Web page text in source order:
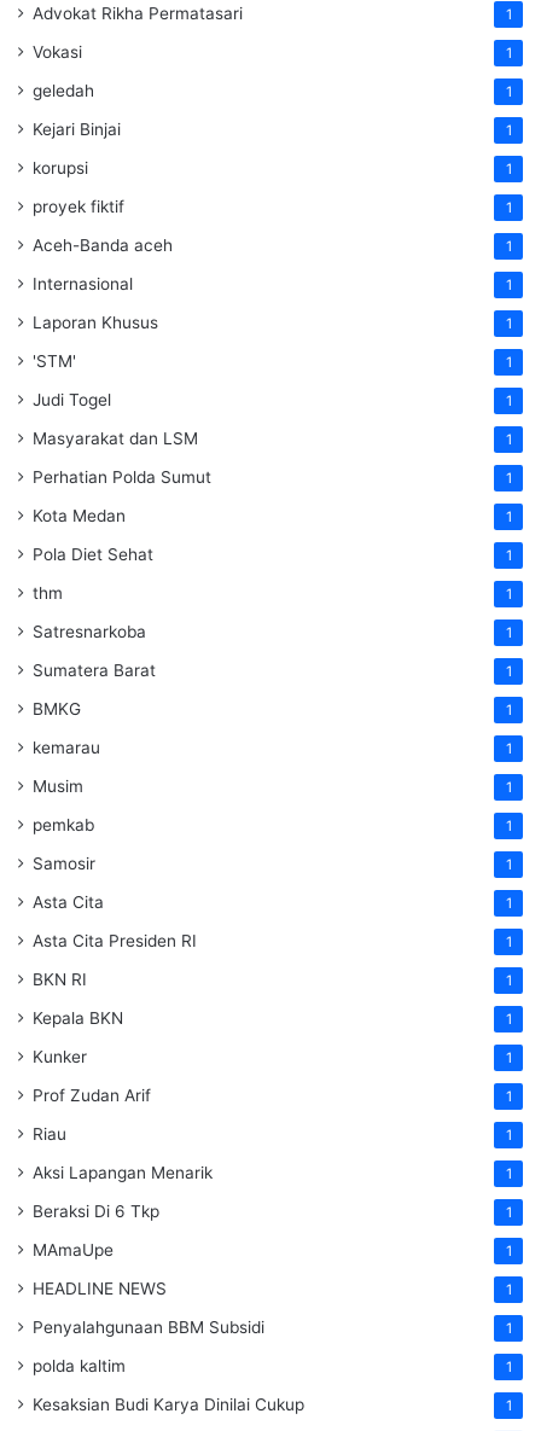
Advokat Rikha Permatasari 1
Vokasi 1
geledah 1
Kejari Binjai 1
korupsi 1
proyek fiktif 1
Aceh-Banda aceh 1
Internasional 1
Laporan Khusus 1
'STM' 1
Judi Togel 1
Masyarakat dan LSM 1
Perhatian Polda Sumut 1
Kota Medan 1
Pola Diet Sehat 1
thm 1
Satresnarkoba 1
Sumatera Barat 1
BMKG 1
kemarau 1
Musim 1
pemkab 1
Samosir 1
Asta Cita 1
Asta Cita Presiden RI 1
BKN RI 1
Kepala BKN 1
Kunker 1
Prof Zudan Arif 1
Riau 1
Aksi Lapangan Menarik 1
Beraksi Di 6 Tkp 1
MAmaUpe 1
HEADLINE NEWS 1
Penyalahgunaan BBM Subsidi 1
polda kaltim 1
Kesaksian Budi Karya Dinilai Cukup 1